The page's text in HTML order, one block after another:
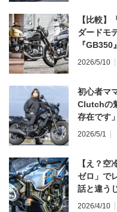
【比較
ダードモ
『
2026/5/10
初心者マ
Clutchの
存在です」
2026/5/1
【え？
ゼロ」で
話と違う
てならず
2026/4/10